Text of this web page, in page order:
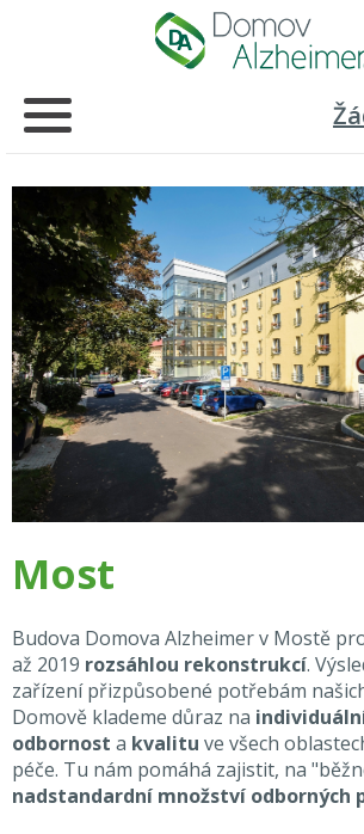
Most
Budova Domova Alzheimer v Mostě
až 2019 rozsáhlou rekonstrukcí.
zařízení přizpůsobené potřebám
Domově klademe důraz na
odbornost a kvalitu ve všech
péče. Tu nám pomáhá zajistit, na
nadstandardní množství odborných